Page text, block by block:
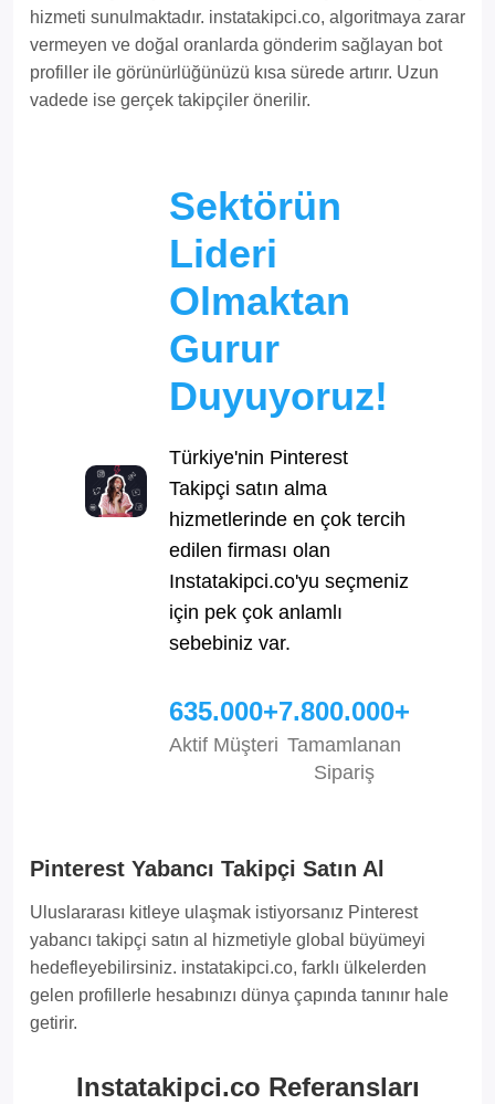
hizmeti sunulmaktadır. instatakipci.co, algoritmaya zarar
vermeyen ve doğal oranlarda gönderim sağlayan bot
profiller ile görünürlüğünüzü kısa sürede artırır. Uzun
vadede ise gerçek takipçiler önerilir.
Sektörün
Lideri
Olmaktan
Gurur
Duyuyoruz!
Türkiye'nin Pinterest
Takipçi satın alma
hizmetlerinde en çok tercih
edilen firması olan
Instatakipci.co'yu seçmeniz
için pek çok anlamlı
sebebiniz var.
635.000+
Aktif Müşteri
7.800.000+
Tamamlanan
Sipariş
Pinterest Yabancı Takipçi Satın Al
Uluslararası kitleye ulaşmak istiyorsanız Pinterest
yabancı takipçi satın al hizmetiyle global büyümeyi
hedefleyebilirsiniz. instatakipci.co, farklı ülkelerden
gelen profillerle hesabınızı dünya çapında tanınır hale
getirir.
Instatakipci.co Referansları